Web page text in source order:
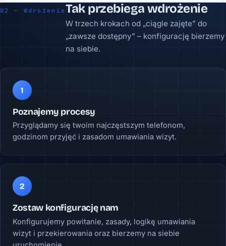
02 — Wdrożenie Tak przebiega wdrożenie
W trzech krokach od „ciągle zajęte” do
„zawsze dostępny” – konfigurację bierzemy
na siebie.
1
Poznajemy procesy
Przyglądamy się twoim najczęstszym telefonom,
godzinom przyjęć i zasadom umawiania wizyt.
2
Zostaw konfigurację nam
Konfigurujemy powitanie, zasady, logikę umawiania
wizyt i przekierowania oraz bierzemy na siebie